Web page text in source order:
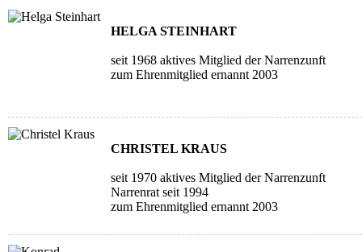
HELGA STEINHART
seit 1968 aktives Mitglied der Narrenzunft
zum Ehrenmitglied ernannt 2003
CHRISTEL KRAUS
seit 1970 aktives Mitglied der Narrenzunft
Narrenrat seit 1994
zum Ehrenmitglied ernannt 2003